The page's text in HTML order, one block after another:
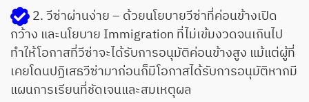
2. วีซ่าผ่านง่าย – ด้วยนโยบายวีซ่าที่ค่อนข้างเปิด
กว้าง และนโยบาย Immigration ที่ไม่เข้มงวดจนเกินไป
ทำให้โอกาสที่วีซ่าจะได้รับการอนุมัติค่อนข้างสูง แม้แต่ผู้ที่
เคยโดนปฏิเสธวีซ่ามาก่อนก็มีโอกาสได้รับการอนุมัติหากมี
แผนการเรียนที่ชัดเจนและสมเหตุผล